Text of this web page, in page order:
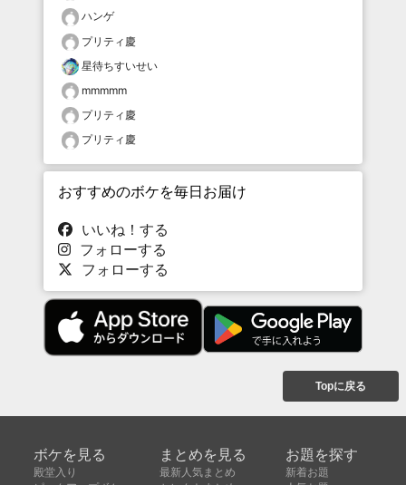
ハンゲ
プリティ慶
星待ちすいせい
mmmmm
プリティ慶
プリティ慶
おすすめのボケを毎日お届け
いいね！する
フォローする
フォローする
Topに戻る
ボケを見る
殿堂入り
まとめを見る
最新人気まとめ
お題を探す
新着お題